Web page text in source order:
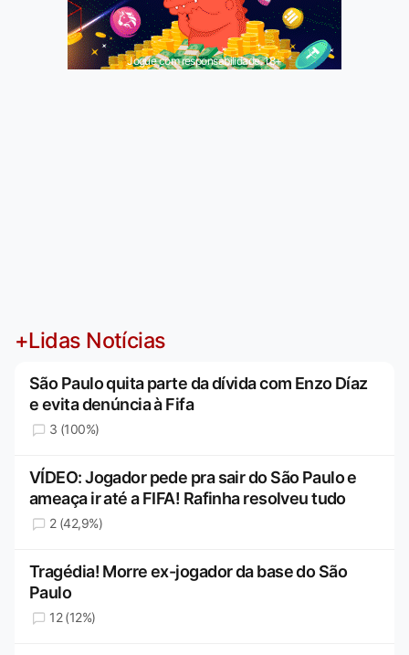
Jogue com responsabilidade. 18+
+Lidas Notícias
São Paulo quita parte da dívida com Enzo Díaz
e evita denúncia à Fifa
3 (100%)
VÍDEO: Jogador pede pra sair do São Paulo e
ameaça ir até a FIFA! Rafinha resolveu tudo
2 (42,9%)
Tragédia! Morre ex-jogador da base do São
Paulo
12 (12%)